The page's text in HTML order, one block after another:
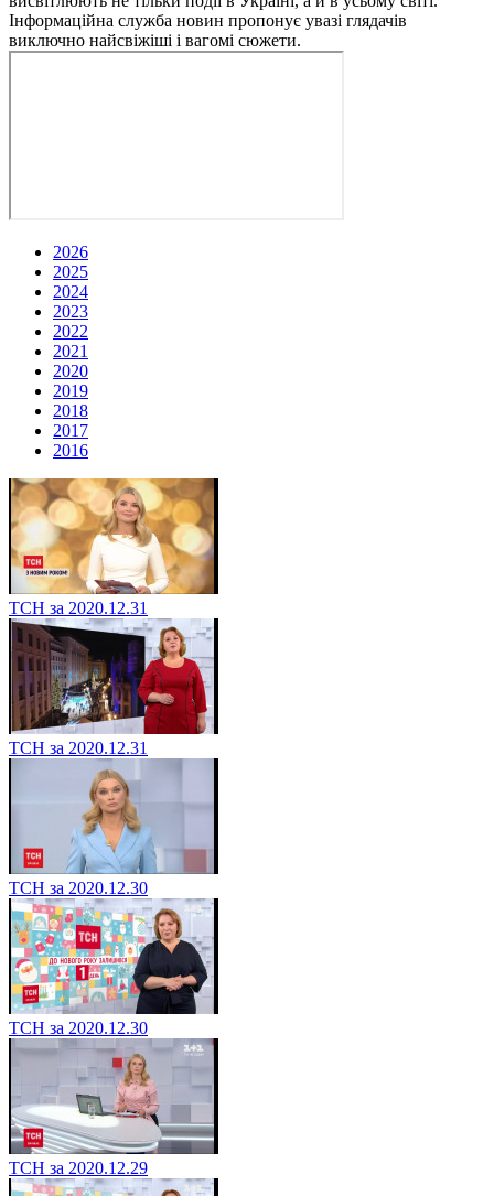
Інформаційна служба новин пропонує увазі глядачів
виключно найсвіжіші і вагомі сюжети.
2026
2025
2024
2023
2022
2021
2020
2019
2018
2017
2016
ТСН за 2020.12.31
ТСН за 2020.12.31
ТСН за 2020.12.30
ТСН за 2020.12.30
ТСН за 2020.12.29